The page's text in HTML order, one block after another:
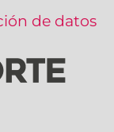
de datos